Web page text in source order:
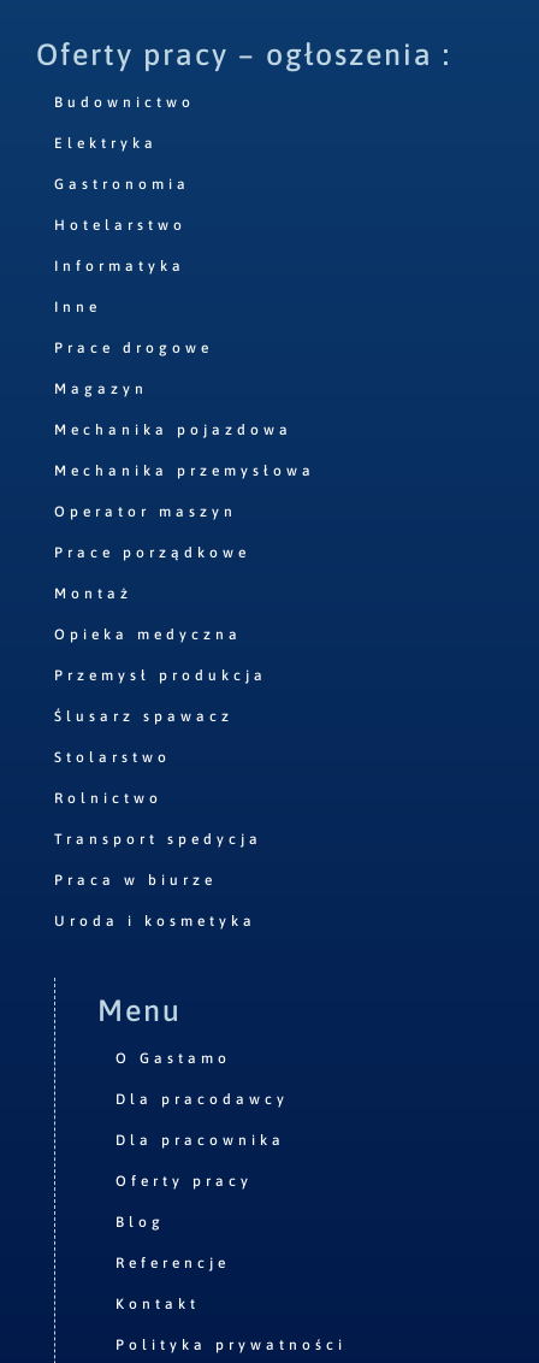
Oferty pracy – ogłoszenia :
Budownictwo
Elektryka
Gastronomia
Hotelarstwo
Informatyka
Inne
Prace drogowe
Magazyn
Mechanika pojazdowa
Mechanika przemysłowa
Operator maszyn
Prace porządkowe
Montaż
Opieka medyczna
Przemysł produkcja
Ślusarz spawacz
Stolarstwo
Rolnictwo
Transport spedycja
Praca w biurze
Uroda i kosmetyka
Menu
O Gastamo
Dla pracodawcy
Dla pracownika
Oferty pracy
Blog
Referencje
Kontakt
Polityka prywatności